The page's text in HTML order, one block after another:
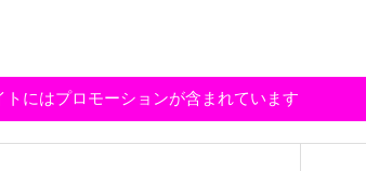
トにはプロモーションが含まれています